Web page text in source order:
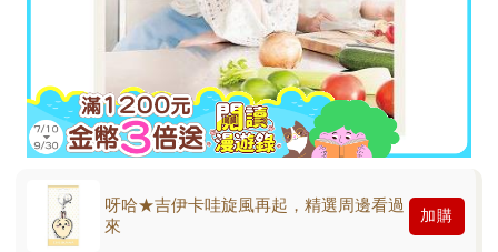
呀哈★吉伊卡哇旋風再起，精選周邊看過
來
加購